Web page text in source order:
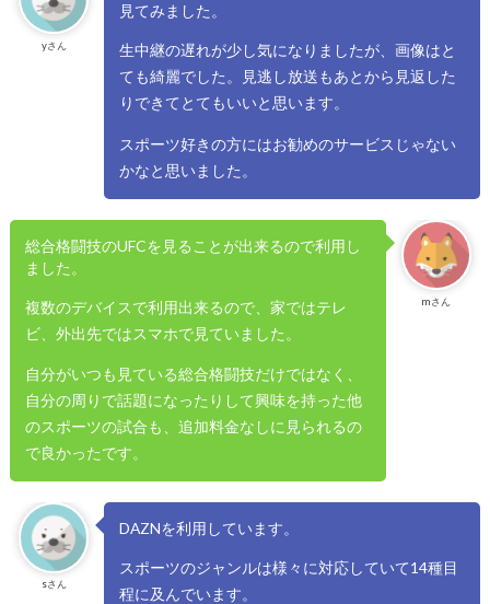
yさん
見てみました。
生中継の遅れが少し気になりましたが、画像はと
ても綺麗でした。見逃し放送もあとから見返した
りできてとてもいいと思います。
スポーツ好きの方にはお勧めのサービスじゃない
かなと思いました。
mさん
総合格闘技のUFCを見ることが出来るので利用し
ました。
複数のデバイスで利用出来るので、家ではテレ
ビ、外出先ではスマホで見ていました。
自分がいつも見ている総合格闘技だけではなく、
自分の周りで話題になったりして興味を持った他
のスポーツの試合も、追加料金なしに見られるの
で良かったです。
sさん
DAZNを利用しています。
スポーツのジャンルは様々に対応していて14種目
程に及んでいます。